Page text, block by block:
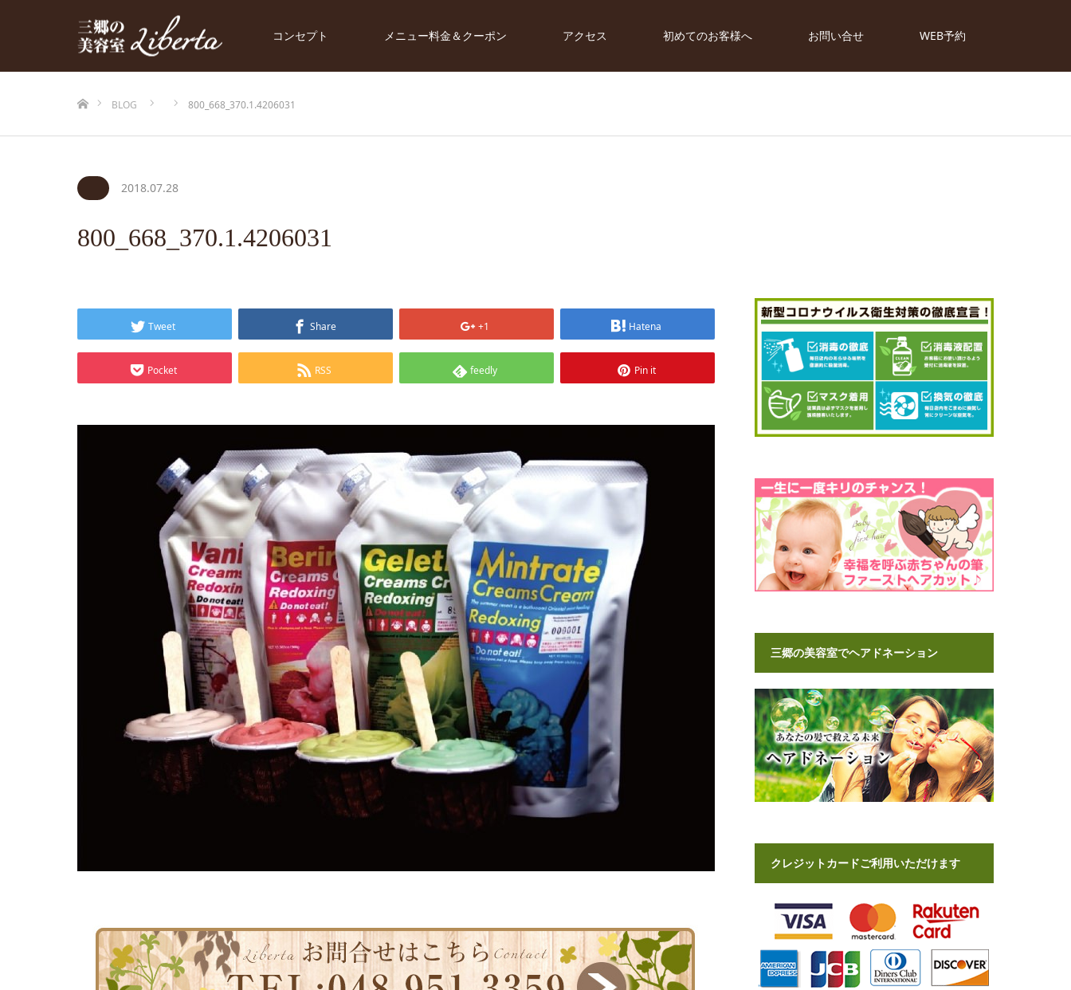
コンセプト メニュー料金＆クーポン アクセス 初めてのお客様へ お問い合せ WEB予約
BLOG
800_668_370.1.4206031
2018.07.28
800_668_370.1.4206031
Tweet Share +1 Hatena
Pocket RSS feedly Pin it
三郷の美容室でヘアドネーション
クレジットカードご利用いただけます